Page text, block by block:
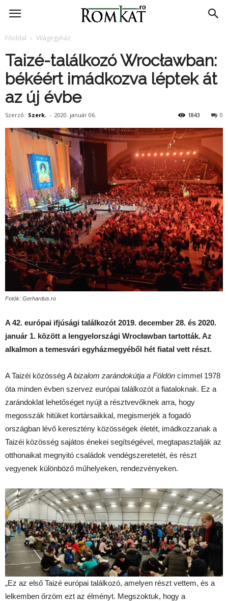
RomKat.ro
Főoldal Világegyház
Taizé-találkozó Wrocławban:
békéért imádkozva léptek át
az új évbe
Szerző: Szerk. - 2020. január 06. 0
1843
Fotók: Gerhardus.ro
A 42. európai ifjúsági találkozót 2019. december 28. és 2020.
január 1. között a lengyelországi Wrocławban tartották. Az
alkalmon a temesvári egyházmegyéből hét fiatal vett részt.
A Taizéi közösség A bizalom zarándokútja a Földön címmel 1978
óta minden évben szervez európai találkozót a fiataloknak. Ez a
zarándoklat lehetőséget nyújt a résztvevőknek arra, hogy
megosszák hitüket kortársaikkal, megismerjék a fogadó
országban lévő keresztény közösségek életét, imádkozzanak a
Taizéi közösség sajátos énekei segítségével, megtapasztalják az
otthonaikat megnyitó családok vendégszeretetét, és részt
vegyenek különböző műhelyeken, rendezvényeken.
„Ez az első Taizé európai találkozó, amelyen részt vettem, és a
lelkemben őrzöm ezt az élményt. Megszoktuk, hogy a